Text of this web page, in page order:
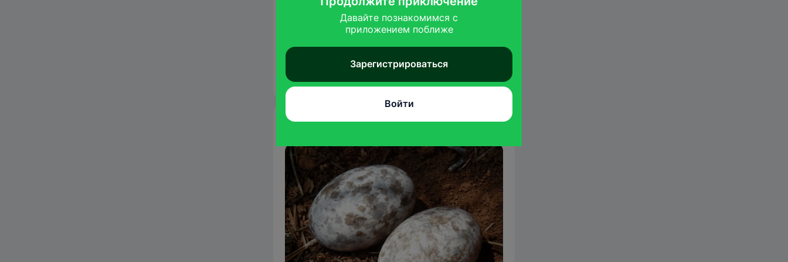
перелетный вид, который ежегодно
совершает дальние миграции, в основном
4 5 6 7 8 9
Гнездование
Давайте познакомимся с
приложением поближе
Зарегистрироваться
Войти